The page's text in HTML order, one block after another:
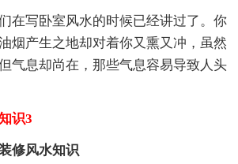
写卧室风水的时候已经讲过了。你
烟产生之地却对着你又熏又冲，虽然
气息却尚在，那些气息容易导致人头
识3
风水知识